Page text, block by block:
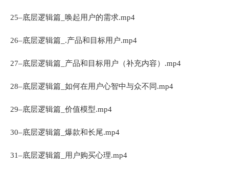
25–底层逻辑篇_唤起用户的需求.mp4
26–底层逻辑篇_.产品和目标用户.mp4
27–底层逻辑篇_产品和目标用户（补充内容）.mp4
28–底层逻辑篇_如何在用户心智中与众不同.mp4
29–底层逻辑篇_价值模型.mp4
30–底层逻辑篇_爆款和长尾.mp4
31–底层逻辑篇_用户购买心理.mp4